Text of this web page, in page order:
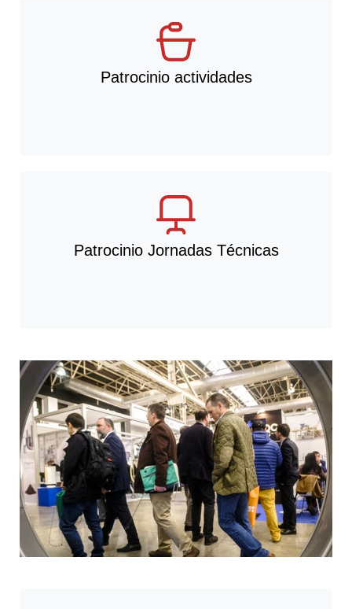
Patrocinio actividades
Patrocinio Jornadas Técnicas